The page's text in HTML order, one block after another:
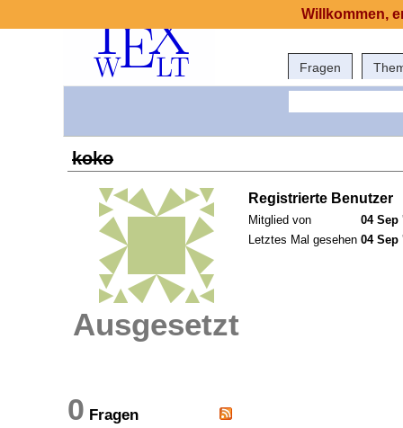
Fragen
koko
Ausgesetzt
Registrierte Benutzer
Mitglied von
04 Sep
Letztes Mal gesehen 04 Sep
0 Fragen
Willkommen,